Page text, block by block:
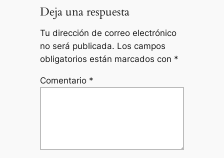
Deja una respuesta
Tu dirección de correo electrónico
no será publicada. Los campos
obligatorios están marcados con *
Comentario *